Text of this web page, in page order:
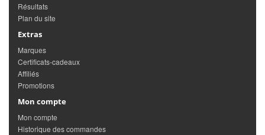
Résultats
Plan du site
Extras
Marques
Certificats-cadeaux
Affiliés
Promotions
Mon compte
Mon compte
Historique des commandes